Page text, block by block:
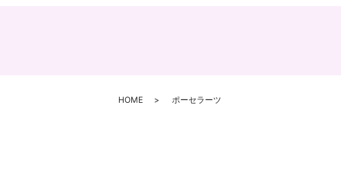
HOME ポーセラーツ